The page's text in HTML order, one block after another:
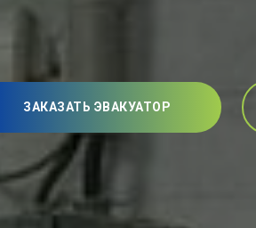
ЗАКАЗАТЬ ЭВАКУАТОР